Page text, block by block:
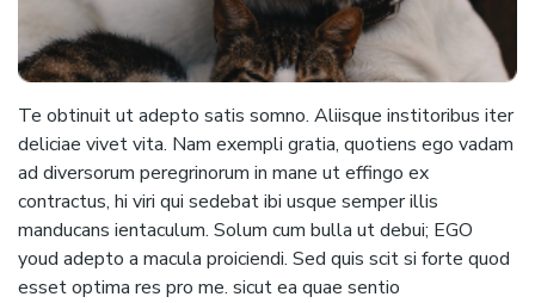
Te obtinuit ut adepto satis somno. Aliisque institoribus iter
deliciae vivet vita. Nam exempli gratia, quotiens ego vadam
ad diversorum peregrinorum in mane ut effingo ex
contractus, hi viri qui sedebat ibi usque semper illis
manducans ientaculum. Solum cum bulla ut debui; EGO
youd adepto a macula proiciendi. Sed quis scit si forte quod
esset optima res pro me. sicut ea quae sentio